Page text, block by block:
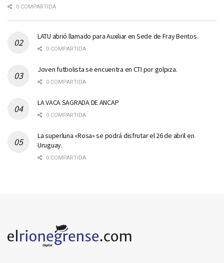
0 COMPARTIDA
LATU abrió llamado para Auxiliar en Sede de Fray Bentos.
0 COMPARTIDA
Joven futbolista se encuentra en CTI por golpiza.
0 COMPARTIDA
LA VACA SAGRADA DE ANCAP
0 COMPARTIDA
La superluna «Rosa» se podrá disfrutar el 26 de abril en
Uruguay.
0 COMPARTIDA